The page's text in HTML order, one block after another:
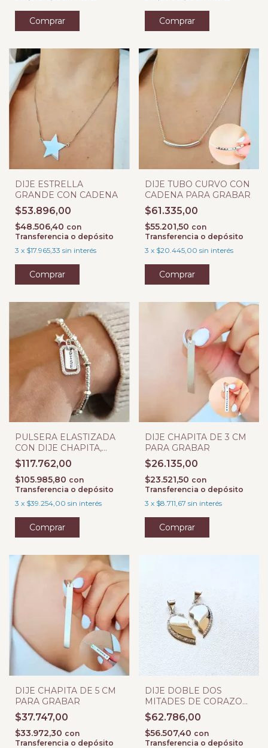
DIJE ESTRELLA
GRANDE CON CADENA
$53.896,00
$48.506,40 con
Transferencia o depósito
3 x $17.965,33 sin interés
DIJE TUBO CURVO CON
CADENA PARA GRABAR
$61.335,00
$55.201,50 con
Transferencia o depósito
3 x $20.445,00 sin interés
PULSERA ELASTIZADA
CON DIJE CHAPITA,
MARCO Y ESTRELLA
$117.762,00
$105.985,80 con
Transferencia o depósito
3 x $39.254,00 sin interés
DIJE CHAPITA DE 3 CM
PARA GRABAR
$26.135,00
$23.521,50 con
Transferencia o depósito
3 x $8.711,67 sin interés
DIJE CHAPITA DE 5 CM
PARA GRABAR
$37.747,00
$33.972,30 con
Transferencia o depósito
DIJE DOBLE DOS
MITADES DE CORAZON
CON MICROPAVE PARA
GRABAR
$62.786,00
$56.507,40 con
Transferencia o depósito